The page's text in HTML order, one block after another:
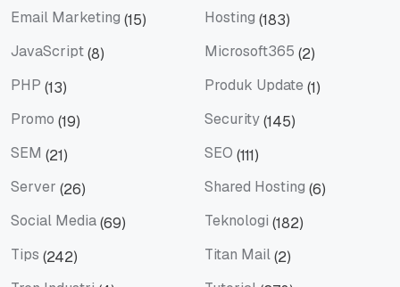
Email Marketing (15) Hosting (183)
JavaScript(8) Microsoft365 (2)
PHP (13) Produk Update (1)
Promo (19) Security(145)
SEM (21) SEO (111)
Server (26) Shared Hosting (6)
Social Media(69) Teknologi (182)
Tips (242) Titan Mail(2)